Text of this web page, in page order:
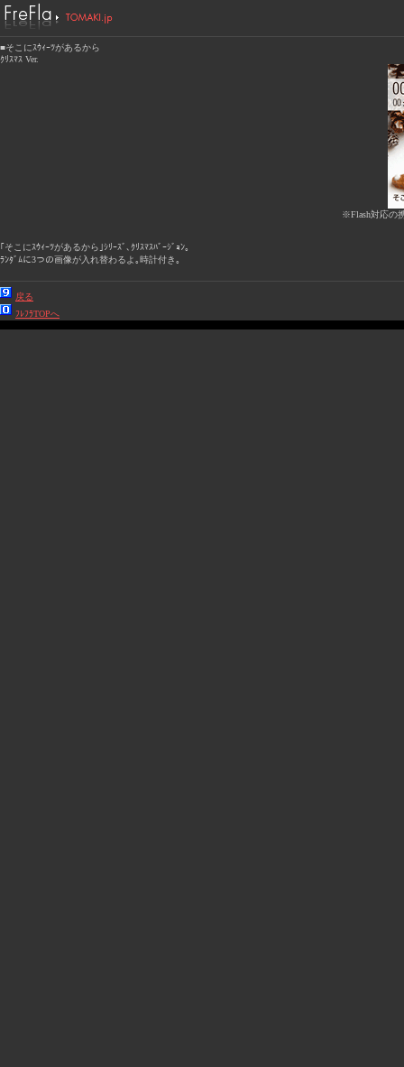
■そこにｽｳｨｰﾂがあるから
ｸﾘｽﾏｽ Ver.
※Flash対応の
｢そこにｽｳｨｰﾂがあるから｣ｼﾘｰｽﾞ､ｸﾘｽﾏｽﾊﾞｰｼﾞｮﾝ｡
ﾗﾝﾀﾞﾑに3つの画像が入れ替わるよ｡時計付き｡
戻る
ﾌﾚﾌﾗTOPへ